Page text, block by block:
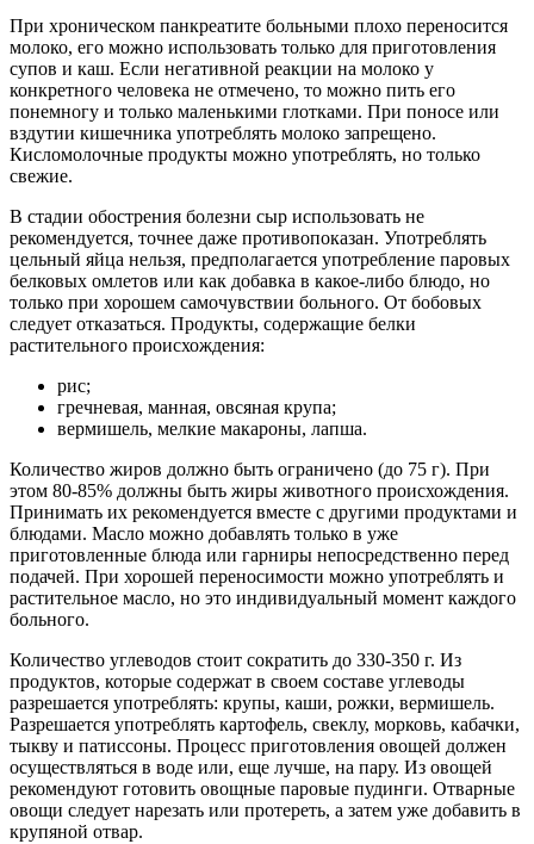
При хроническом панкреатите больными плохо переносится
молоко, его можно использовать только для приготовления
супов и каш. Если негативной реакции на молоко у
конкретного человека не отмечено, то можно пить его
понемногу и только маленькими глотками. При поносе или
вздутии кишечника употреблять молоко запрещено.
Кисломолочные продукты можно употреблять, но только
свежие.
В стадии обострения болезни сыр использовать не
рекомендуется, точнее даже противопоказан. Употреблять
цельный яйца нельзя, предполагается употребление паровых
белковых омлетов или как добавка в какое-либо блюдо, но
только при хорошем самочувствии больного. От бобовых
следует отказаться. Продукты, содержащие белки
растительного происхождения:
рис;
гречневая, манная, овсяная крупа;
вермишель, мелкие макароны, лапша.
Количество жиров должно быть ограничено (до 75 г). При
этом 80-85% должны быть жиры животного происхождения.
Принимать их рекомендуется вместе с другими продуктами и
блюдами. Масло можно добавлять только в уже
приготовленные блюда или гарниры непосредственно перед
подачей. При хорошей переносимости можно употреблять и
растительное масло, но это индивидуальный момент каждого
больного.
Количество углеводов стоит сократить до 330-350 г. Из
продуктов, которые содержат в своем составе углеводы
разрешается употреблять: крупы, каши, рожки, вермишель.
Разрешается употреблять картофель, свеклу, морковь, кабачки,
тыкву и патиссоны. Процесс приготовления овощей должен
осуществляться в воде или, еще лучше, на пару. Из овощей
рекомендуют готовить овощные паровые пудинги. Отварные
овощи следует нарезать или протереть, а затем уже добавить в
крупяной отвар.